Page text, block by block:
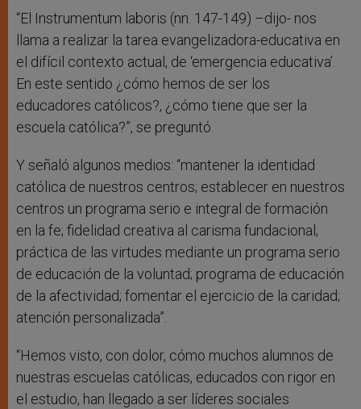
“El Instrumentum laboris (nn. 147-149) –dijo- nos
llama a realizar la tarea evangelizadora-educativa en
el difícil contexto actual, de ‘emergencia educativa’.
En este sentido ¿cómo hemos de ser los
educadores católicos?, ¿cómo tiene que ser la
escuela católica?”, se preguntó.
Y señaló algunos medios: “mantener la identidad
católica de nuestros centros; establecer en nuestros
centros un programa serio e integral de formación
en la fe; fidelidad creativa al carisma fundacional;
práctica de las virtudes mediante un programa serio
de educación de la voluntad; programa de educación
de la afectividad; fomentar el ejercicio de la caridad;
atención personalizada”.
“Hemos visto, con dolor, cómo muchos alumnos de
nuestras escuelas católicas, educados con rigor en
el estudio, han llegado a ser líderes sociales